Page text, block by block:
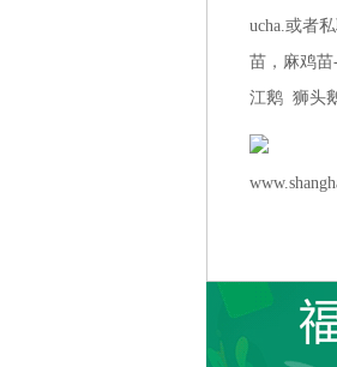
ucha.或者
苗，麻鸡
江鹅 狮头